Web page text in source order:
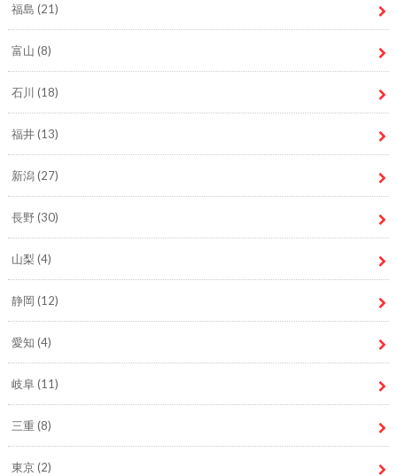
福島 (21)
富山 (8)
石川 (18)
福井(13)
新潟(27)
長野(30)
山梨 (4)
静岡 (12)
愛知 (4)
岐阜(11)
三重 (8)
東京(2)